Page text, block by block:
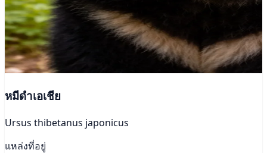
หมีดำเอเชีย
Ursus thibetanus japonicus
แหล่งที่อยู่